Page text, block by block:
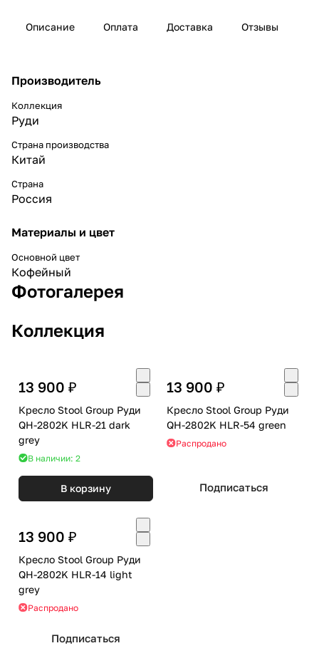
Описание Оплата Доставка Отзывы
Производитель
Коллекция
Руди
Страна производства
Китай
Страна
Россия
Материалы и цвет
Основной цвет
Кофейный
Фотогалерея
Коллекция
13 900 ₽
Кресло Stool Group Руди
QH-2802K HLR-21 dark
grey
В наличии: 2
В корзину
13 900 ₽
Кресло Stool Group Руди
QH-2802K HLR-54 green
Распродано
Подписаться
13 900 ₽
Кресло Stool Group Руди
QH-2802K HLR-14 light
grey
Распродано
Подписаться